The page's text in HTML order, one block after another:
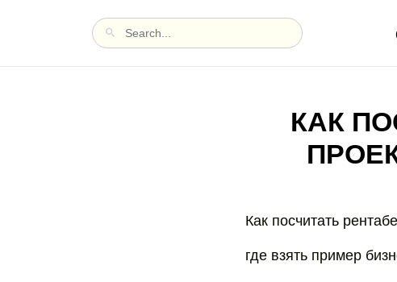
КАК
Как посчитать
где взять пример